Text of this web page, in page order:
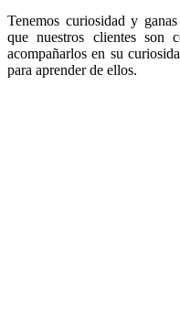
Tenemos curiosidad y
que nuestros clientes son
acompañarlos en su
para aprender de ellos.